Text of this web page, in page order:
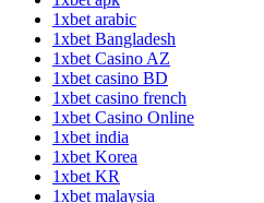
1xbet arabic
1xbet Bangladesh
1xbet Casino AZ
1xbet casino BD
1xbet casino french
1xbet Casino Online
1xbet india
1xbet Korea
1xbet KR
1xbet malaysia